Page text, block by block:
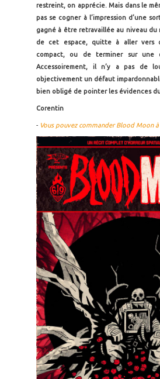
restreint, on apprécie. Mais dans le
pas se cogner à l’impression d’une
gagné à être retravaillée au niveau
de cet espace, quitte à aller vers
compact, ou de terminer sur une
Accessoirement, il n’y a pas de
objectivement un défaut
bien obligé de pointer les évidences
Corentin
- Vous pouvez commander Blood Moon à